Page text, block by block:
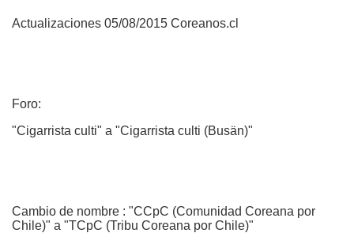
Actualizaciones 05/08/2015 Coreanos.cl
Foro:
"Cigarrista culti" a "Cigarrista culti (Busän)"
Cambio de nombre : "CCpC (Comunidad Coreana por
Chile)" a "TCpC (Tribu Coreana por Chile)"